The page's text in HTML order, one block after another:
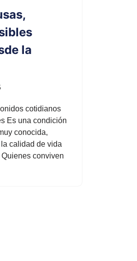
la
cotidianos
Es una condición
conocida,
calidad de vida
conviven